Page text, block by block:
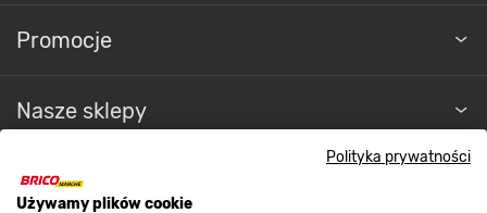
Polityka prywatności
Używamy plików cookie
Promocje
Nasze sklepy
O nas